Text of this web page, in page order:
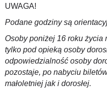
UWAGA!
Podane godziny są
Osoby poniżej 16 roku życia
tylko pod opieką osoby
odpowiedzialność osoby
pozostaje, po nabyciu
małoletniej jak i dorosłej.